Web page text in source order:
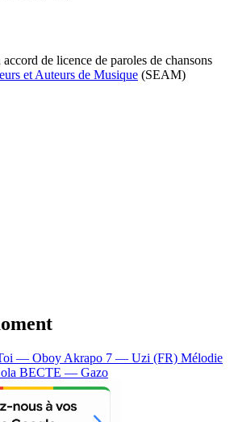
de licence de paroles de chansons
et Auteurs de Musique (SEAM)
— Oboy Akrapo 7 — Uzi (FR) Mélodie
BECTE — Gazo